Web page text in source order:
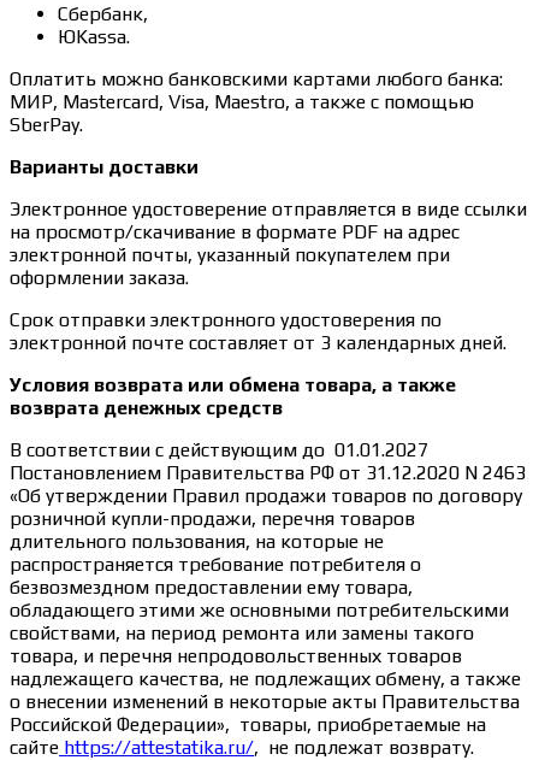
Сбербанк,
ЮKassa.
Оплатить можно банковскими картами любого банка:
МИР, Mastercard, Visa, Maestro, а также с помощью
SberPay.
Варианты доставки
Электронное удостоверение отправляется в виде ссылки
на просмотр/скачивание в формате PDF на адрес
электронной почты, указанный покупателем при
оформлении заказа.
Срок отправки электронного удостоверения по
электронной почте составляет от 3 календарных дней.
Условия возврата или обмена товара, а также
возврата денежных средств
В соответствии с действующим до 01.01.2027
Постановлением Правительства РФ от 31.12.2020 N 2463
«Об утверждении Правил продажи товаров по договору
розничной купли-продажи, перечня товаров
длительного пользования, на которые не
распространяется требование потребителя о
безвозмездном предоставлении ему товара,
обладающего этими же основными потребительскими
свойствами, на период ремонта или замены такого
товара, и перечня непродовольственных товаров
надлежащего качества, не подлежащих обмену, а также
о внесении изменений в некоторые акты Правительства
Российской Федерации», товары, приобретаемые на
сайте https://attestatika.ru/, не подлежат возврату.